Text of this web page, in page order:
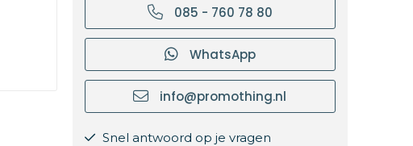
085 - 760 78 80
WhatsApp
info@promothing.nl
Snel antwoord op je vragen